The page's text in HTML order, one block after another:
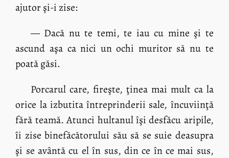
ajutor şi-i zise:
— Dacă nu te temi, te iau cu mine şi te
ascund aşa ca nici un ochi muritor să nu te
poată găsi.
Porcarul care, fireşte, ţinea mai mult ca la
orice la izbutita întreprinderii sale, încuviinţă
fără teamă. Atunci hultanul îşi desfăcu aripile,
îi zise binefăcătorului său să se suie deasupra
şi se avântă cu el în sus, din ce în ce mai sus,